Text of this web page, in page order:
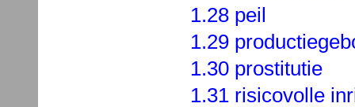
1.28 peil
1.29
1.30 prostitutie
1.31 risicovolle